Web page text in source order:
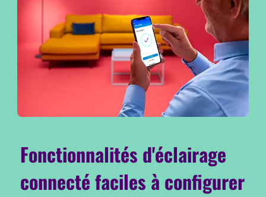
Fonctionnalités d'éclairage
connecté faciles à configurer